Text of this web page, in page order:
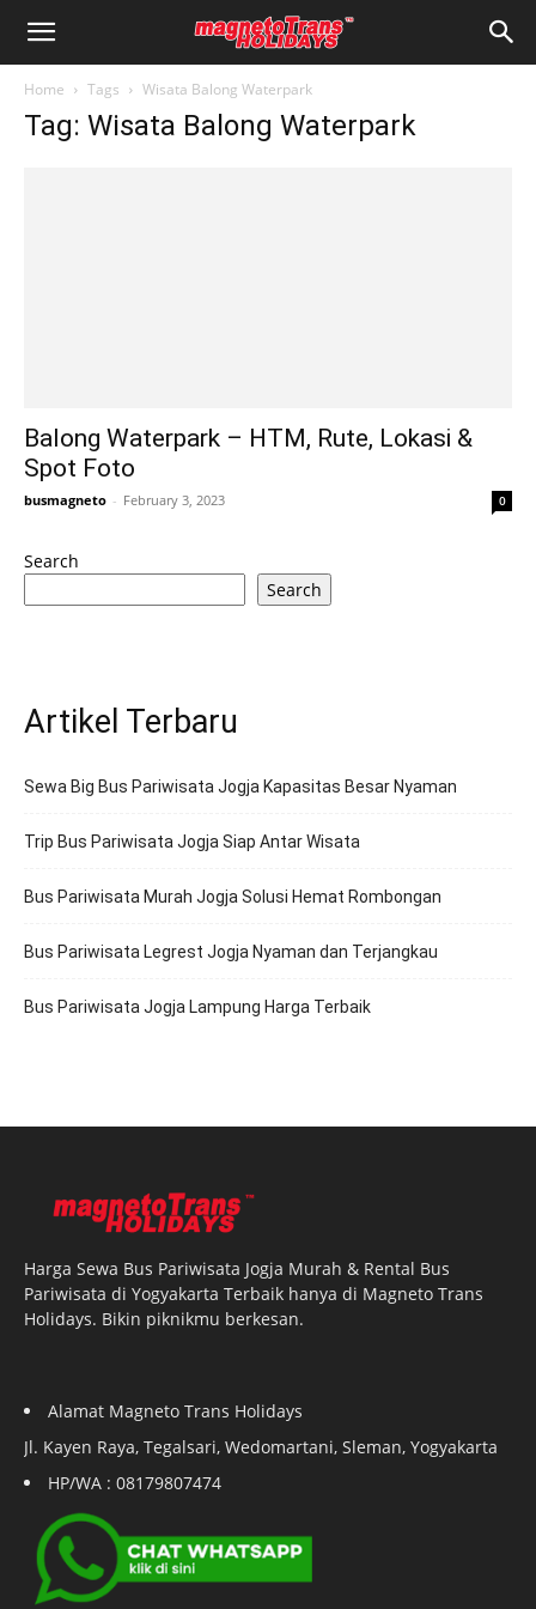
Home Tags Wisata Balong Waterpark
Tag: Wisata Balong Waterpark
Balong Waterpark – HTM, Rute, Lokasi &
Spot Foto
busmagneto - February 3, 2023 0
Search
Search
Artikel Terbaru
Sewa Big Bus Pariwisata Jogja Kapasitas Besar Nyaman
Trip Bus Pariwisata Jogja Siap Antar Wisata
Bus Pariwisata Murah Jogja Solusi Hemat Rombongan
Bus Pariwisata Legrest Jogja Nyaman dan Terjangkau
Bus Pariwisata Jogja Lampung Harga Terbaik
Harga Sewa Bus Pariwisata Jogja Murah & Rental Bus
Pariwisata di Yogyakarta Terbaik hanya di Magneto Trans
Holidays. Bikin piknikmu berkesan.
Alamat Magneto Trans Holidays
Jl. Kayen Raya, Tegalsari, Wedomartani, Sleman, Yogyakarta
HP/WA : 08179807474